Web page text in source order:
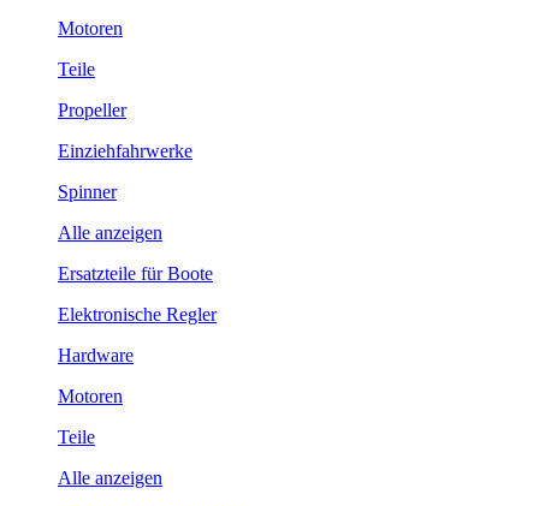
Motoren
Teile
Propeller
Einziehfahrwerke
Spinner
Alle anzeigen
Ersatzteile für Boote
Elektronische Regler
Hardware
Motoren
Teile
Alle anzeigen